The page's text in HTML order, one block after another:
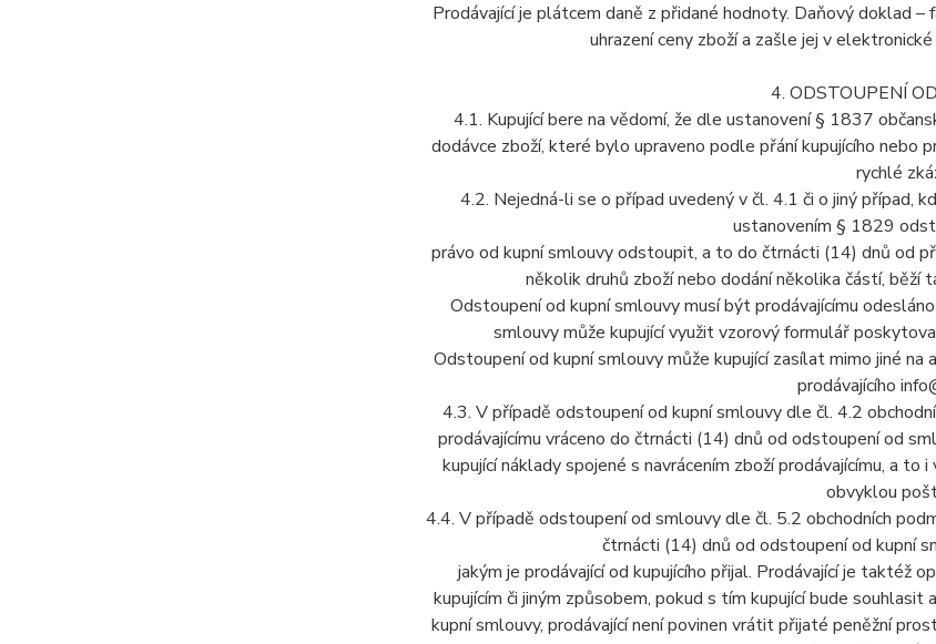
Prodávající je plátcem daně z přidané hodnoty. Daňový doklad
uhrazení ceny zboží a zašle jej v
4. ODSTOUPENÍ
4.1. Kupující bere na vědomí, že dle ustanovení § 1837
dodávce zboží, které bylo upraveno podle přání kupujícího nebo
rychlé
4.2. Nejedná-li se o případ uvedený v čl. 4.1 či o jiný případ,
ustanovením § 1829
právo od kupní smlouvy odstoupit, a to do čtrnácti (14) dnů od
několik druhů zboží nebo dodání několika částí,
Odstoupení od kupní smlouvy musí být prodávajícímu
smlouvy může kupující využit vzorový formulář
Odstoupení od kupní smlouvy může kupující zasílat mimo jiné
prodávajícího
4.3. V případě odstoupení od kupní smlouvy dle čl. 4.2
prodávajícímu vráceno do čtrnácti (14) dnů od odstoupení od
kupující náklady spojené s navrácením zboží prodávajícímu, a
obvyklou
4.4. V případě odstoupení od smlouvy dle čl. 5.2 obchodních
čtrnácti (14) dnů od odstoupení od kupní
jakým je prodávající od kupujícího přijal. Prodávající je taktéž
kupujícím či jiným způsobem, pokud s tím kupující bude
kupní smlouvy, prodávající není povinen vrátit přijaté peněžní